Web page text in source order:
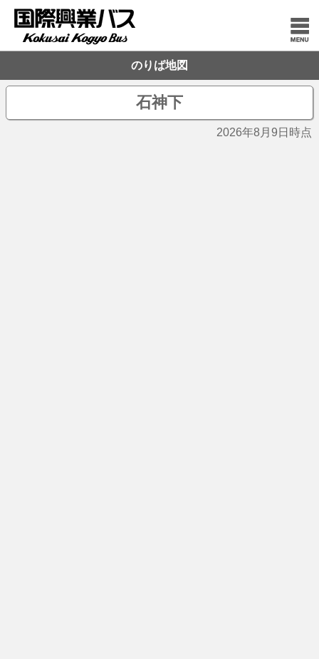
のりば地図
石神下
2026年8月9日時点